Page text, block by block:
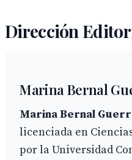
Dirección
Marina Bernal
Marina Bernal
licenciada en
por la Universidad